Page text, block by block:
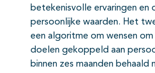
betekenisvolle ervaringen en
persoonlijke waarden. Het
een algoritme om wensen
doelen gekoppeld aan
binnen zes maanden behaald